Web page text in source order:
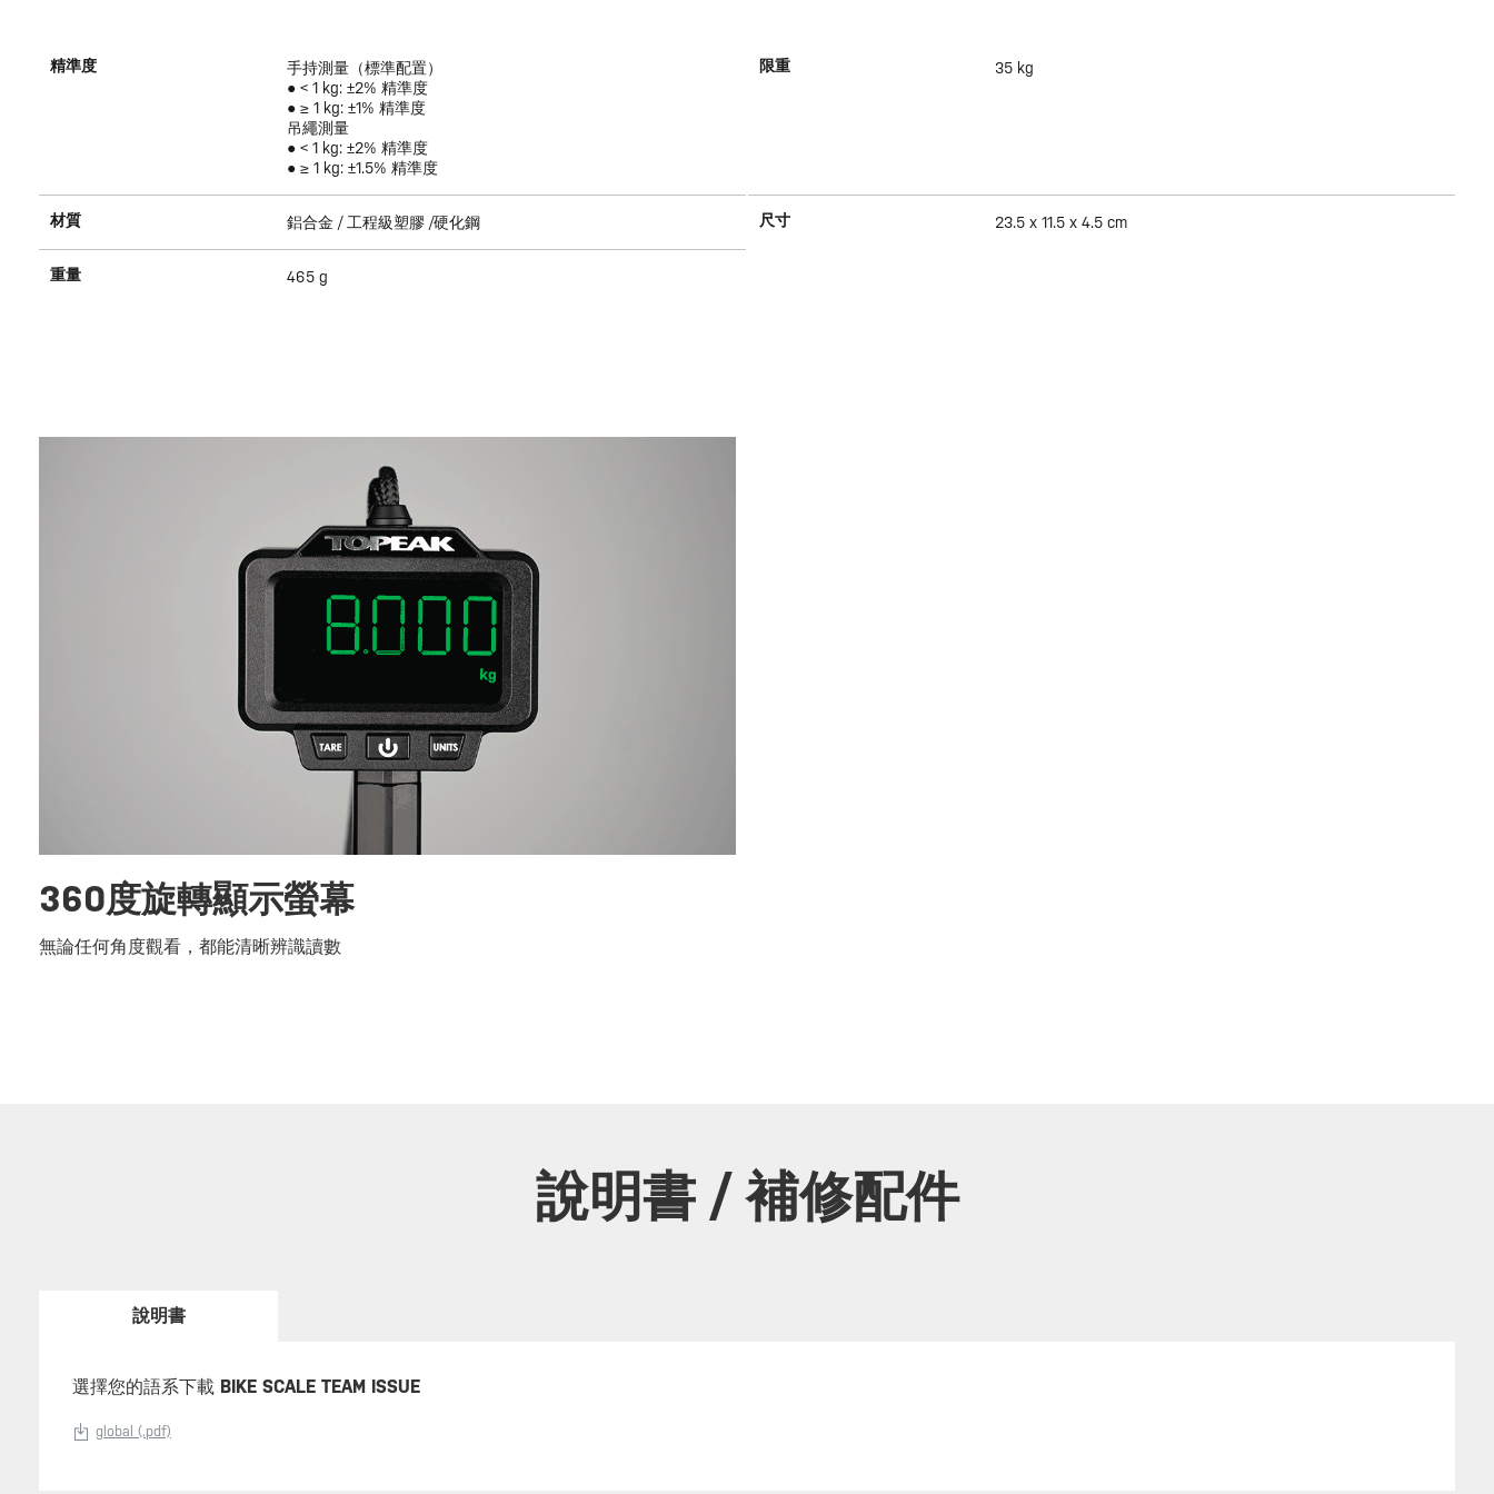
精準度
手持測量（標準配置）
● < 1 kg: ±2% 精準度
● ≥ 1 kg: ±1% 精準度
吊繩測量
● < 1 kg: ±2% 精準度
● ≥ 1 kg: ±1.5% 精準度
限重 35 kg
材質 鋁合金 / 工程級塑膠 /硬化鋼 尺寸 23.5 x 11.5 x 4.5 cm
重量 465 g
360度旋轉顯示螢幕
無論任何角度觀看，都能清晰辨識讀數
說明書 / 補修配件
說明書
選擇您的語系下載 BIKE SCALE TEAM ISSUE
global (.pdf)